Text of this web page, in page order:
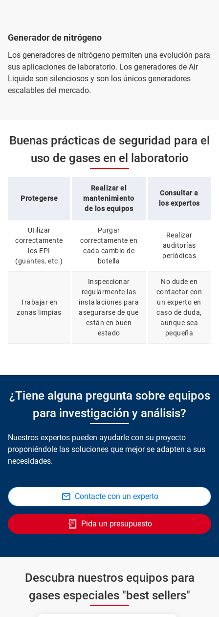
Generador de nitrógeno
Los generadores de nitrógeno permiten una evolución para
sus aplicaciones de laboratorio. Los generadores de Air
Liquide son silenciosos y son los únicos generadores
escalables del mercado.
Buenas prácticas de seguridad para el
uso de gases en el laboratorio
Protegerse
Realizar el
mantenimiento
de los equipos
Consultar a
los expertos
Utilizar
correctamente
los EPI
(guantes, etc.)
Purgar
correctamente en
cada cambio de
botella
Realizar
auditorías
periódicas
Trabajar en
zonas limpias
Inspeccionar
regularmente las
instalaciones para
asegurarse de que
están en buen
estado
No dude en
contactar con
un experto en
caso de duda,
aunque sea
pequeña
¿Tiene alguna pregunta sobre equipos
para investigación y análisis?
Nuestros expertos pueden ayudarle con su proyecto
proponiéndole las soluciones que mejor se adapten a sus
necesidades.
Contacte con un experto
Pida un presupuesto
Descubra nuestros equipos para
gases especiales "best sellers"